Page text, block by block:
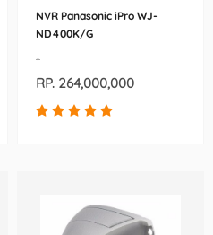
NVR Panasonic iPro WJ-
ND400K/G
-
RP. 264,000,000